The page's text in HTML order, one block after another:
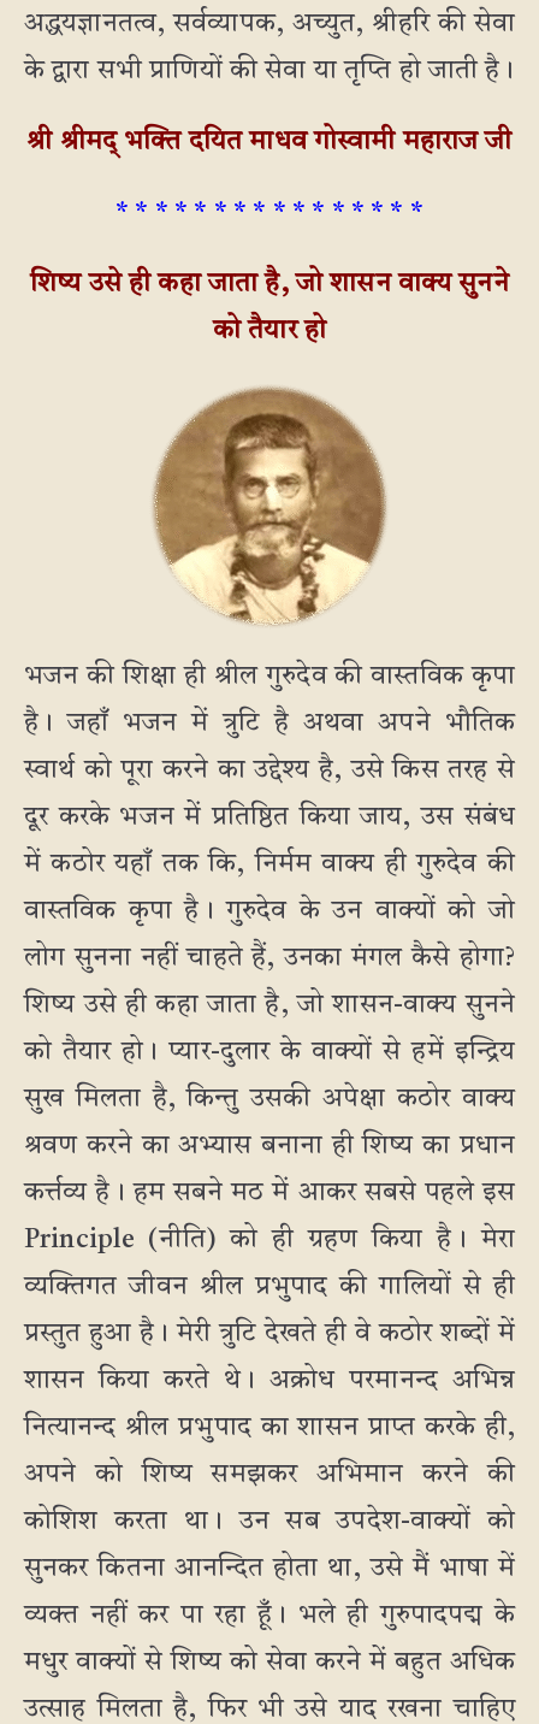
अद्धयज्ञानतत्व, सर्वव्यापक, अच्युत, श्रीहरि की सेवा
के द्वारा सभी प्राणियों की सेवा या तृप्ति हो जाती है।
श्री श्रीमद् भक्ति दयित माधव गोस्वामी महाराज जी
* * * * * * * * * * * * * * * *
शिष्य उसे ही कहा जाता है, जो शासन वाक्य सुनने
को तैयार हो
भजन की शिक्षा ही श्रील गुरुदेव की वास्तविक कृपा
है। जहाँ भजन में त्रुटि है अथवा अपने भौतिक
स्वार्थ को पूरा करने का उद्देश्य है, उसे किस तरह से
दूर करके भजन में प्रतिष्ठित किया जाय, उस संबंध
में कठोर यहाँ तक कि, निर्मम वाक्य ही गुरुदेव की
वास्तविक कृपा है। गुरुदेव के उन वाक्यों को जो
लोग सुनना नहीं चाहते हैं, उनका मंगल कैसे होगा?
शिष्य उसे ही कहा जाता है, जो शासन-वाक्य सुनने
को तैयार हो। प्यार-दुलार के वाक्यों से हमें इन्द्रिय
सुख मिलता है, किन्तु उसकी अपेक्षा कठोर वाक्य
श्रवण करने का अभ्यास बनाना ही शिष्य का प्रधान
कर्त्तव्य है। हम सबने मठ में आकर सबसे पहले इस
Principle (नीति) को ही ग्रहण किया है। मेरा
व्यक्तिगत जीवन श्रील प्रभुपाद की गालियों से ही
प्रस्तुत हुआ है। मेरी त्रुटि देखते ही वे कठोर शब्दों में
शासन किया करते थे। अक्रोध परमानन्द अभिन्न
नित्यानन्द श्रील प्रभुपाद का शासन प्राप्त करके ही,
अपने को शिष्य समझकर अभिमान करने की
कोशिश करता था। उन सब उपदेश-वाक्यों को
सुनकर कितना आनन्दित होता था, उसे मैं भाषा में
व्यक्त नहीं कर पा रहा हूँ। भले ही गुरुपादपद्म के
मधुर वाक्यों से शिष्य को सेवा करने में बहुत अधिक
उत्साह मिलता है, फिर भी उसे याद रखना चाहिए